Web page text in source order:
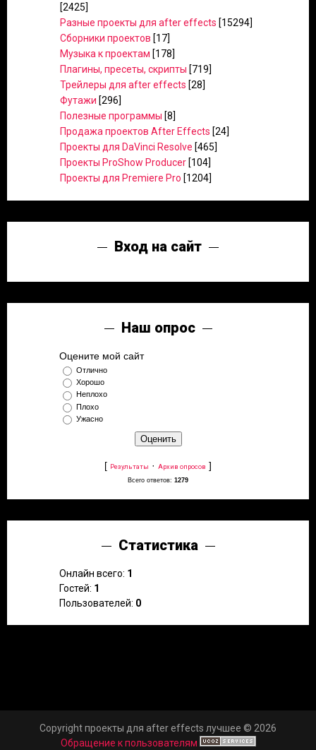
[2425]
Разные проекты для after effects [15294]
Сборники проектов [17]
Музыка к проектам [178]
Плагины, пресеты, скрипты [719]
Трейлеры для after effects [28]
Футажи [296]
Полезные программы [8]
Продажа проектов After Effects [24]
Проекты для DaVinci Resolve [465]
Проекты ProShow Producer [104]
Проекты для Premiere Pro [1204]
Вход на сайт
Наш опрос
Оцените мой сайт
Отлично
Хорошо
Неплохо
Плохо
Ужасно
[ Результаты · Архив опросов ]
Всего ответов: 1279
Статистика
Онлайн всего: 1
Гостей: 1
Пользователей: 0
Copyright проекты для after effects лучшее © 2026
Обращение к пользователям